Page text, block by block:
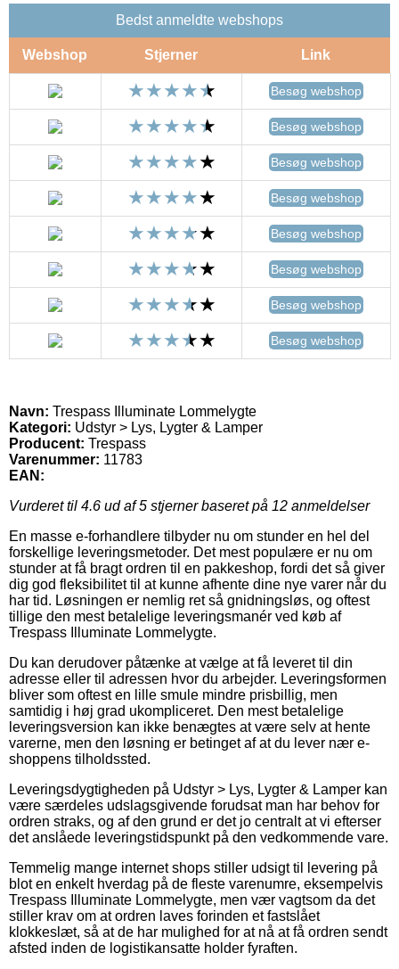
Bedst anmeldte webshops
Webshop Stjerner Link
Besøg webshop
Besøg webshop
Besøg webshop
Besøg webshop
Besøg webshop
Besøg webshop
Besøg webshop
Besøg webshop
Navn: Trespass Illuminate Lommelygte
Kategori: Udstyr > Lys, Lygter & Lamper
Producent: Trespass
Varenummer: 11783
EAN:
Vurderet til 4.6 ud af 5 stjerner baseret på 12 anmeldelser
En masse e-forhandlere tilbyder nu om stunder en hel del
forskellige leveringsmetoder. Det mest populære er nu om
stunder at få bragt ordren til en pakkeshop, fordi det så giver
dig god fleksibilitet til at kunne afhente dine nye varer når du
har tid. Løsningen er nemlig ret så gnidningsløs, og oftest
tillige den mest betalelige leveringsmanér ved køb af
Trespass Illuminate Lommelygte.
Du kan derudover påtænke at vælge at få leveret til din
adresse eller til adressen hvor du arbejder. Leveringsformen
bliver som oftest en lille smule mindre prisbillig, men
samtidig i høj grad ukompliceret. Den mest betalelige
leveringsversion kan ikke benægtes at være selv at hente
varerne, men den løsning er betinget af at du lever nær e-
shoppens tilholdssted.
Leveringsdygtigheden på Udstyr > Lys, Lygter & Lamper kan
være særdeles udslagsgivende forudsat man har behov for
ordren straks, og af den grund er det jo centralt at vi efterser
det anslåede leveringstidspunkt på den vedkommende vare.
Temmelig mange internet shops stiller udsigt til levering på
blot en enkelt hverdag på de fleste varenumre, eksempelvis
Trespass Illuminate Lommelygte, men vær vagtsom da det
stiller krav om at ordren laves forinden et fastslået
klokkeslæt, så at de har mulighed for at nå at få ordren sendt
afsted inden de logistikansatte holder fyraften.